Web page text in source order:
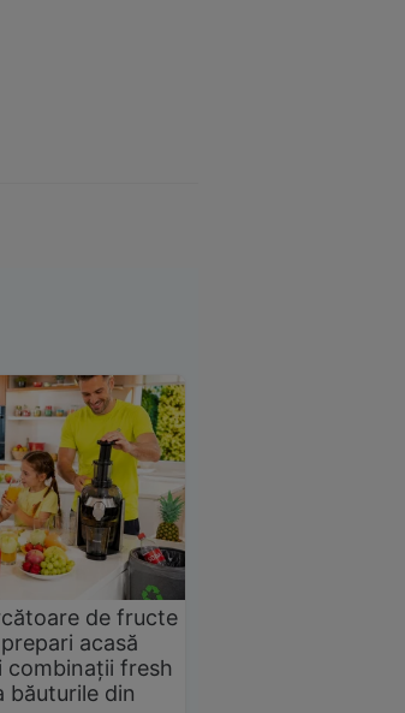
de fructe
acasă
combinații fresh
băuturile din